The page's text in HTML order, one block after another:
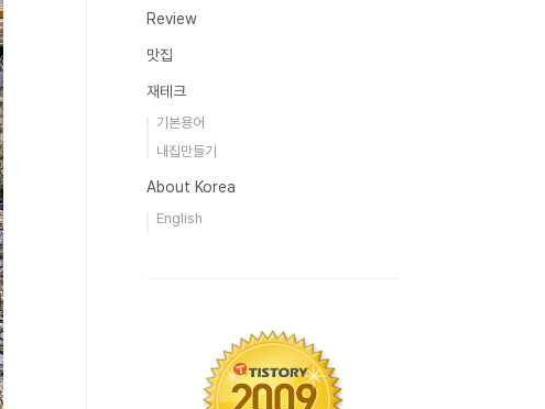
Review
맛집
재테크
기본용어
내집만들기
About Korea
English